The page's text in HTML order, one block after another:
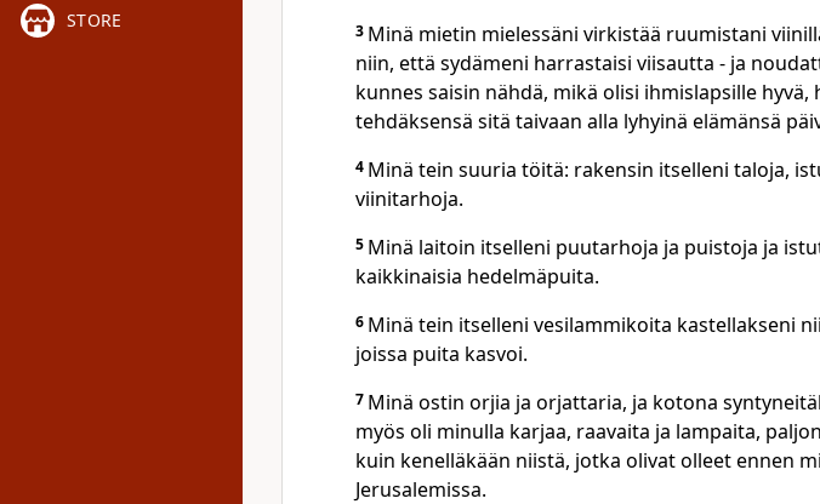
STORE 3 Minä mietin mielessäni virkistää ruumistani
niin, että sydämeni harrastaisi viisautta - ja
kunnes saisin nähdä, mikä olisi ihmislapsille hyvä,
tehdäksensä sitä taivaan alla lyhyinä elämänsä
4 Minä tein suuria töitä: rakensin itselleni taloja,
viinitarhoja.
5 Minä laitoin itselleni puutarhoja ja puistoja ja
kaikkinaisia hedelmäpuita.
6 Minä tein itselleni vesilammikoita kastellakseni
joissa puita kasvoi.
7 Minä ostin orjia ja orjattaria, ja kotona
myös oli minulla karjaa, raavaita ja lampaita,
kuin kenelläkään niistä, jotka olivat olleet ennen
Jerusalemissa.